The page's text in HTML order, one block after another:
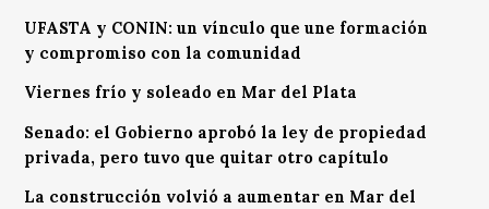
UFASTA y CONIN: un vínculo que une formación
y compromiso con la comunidad
Viernes frío y soleado en Mar del Plata
Senado: el Gobierno aprobó la ley de propiedad
privada, pero tuvo que quitar otro capítulo
La construcción volvió a aumentar en Mar del